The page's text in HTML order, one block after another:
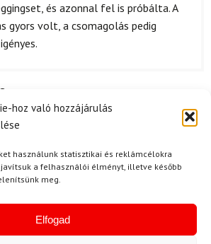
hoz való hozzájárulás
használunk statisztikai és reklámcélokra
a felhasználói élményt, illetve később
meg.
Elfogad
és azonnal fel is próbálta. A
gyors volt, a csomagolás pedig
info@topskisport.hu